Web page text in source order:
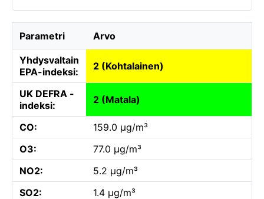
Parametri Arvo
Yhdysvaltain
EPA-indeksi:
2 (Kohtalainen)
UK DEFRA -
indeksi:
2 (Matala)
CO:
159.0 µg/m³
O3:
77.0 µg/m³
NO2:
5.2 µg/m³
SO2:
1.4 µg/m³